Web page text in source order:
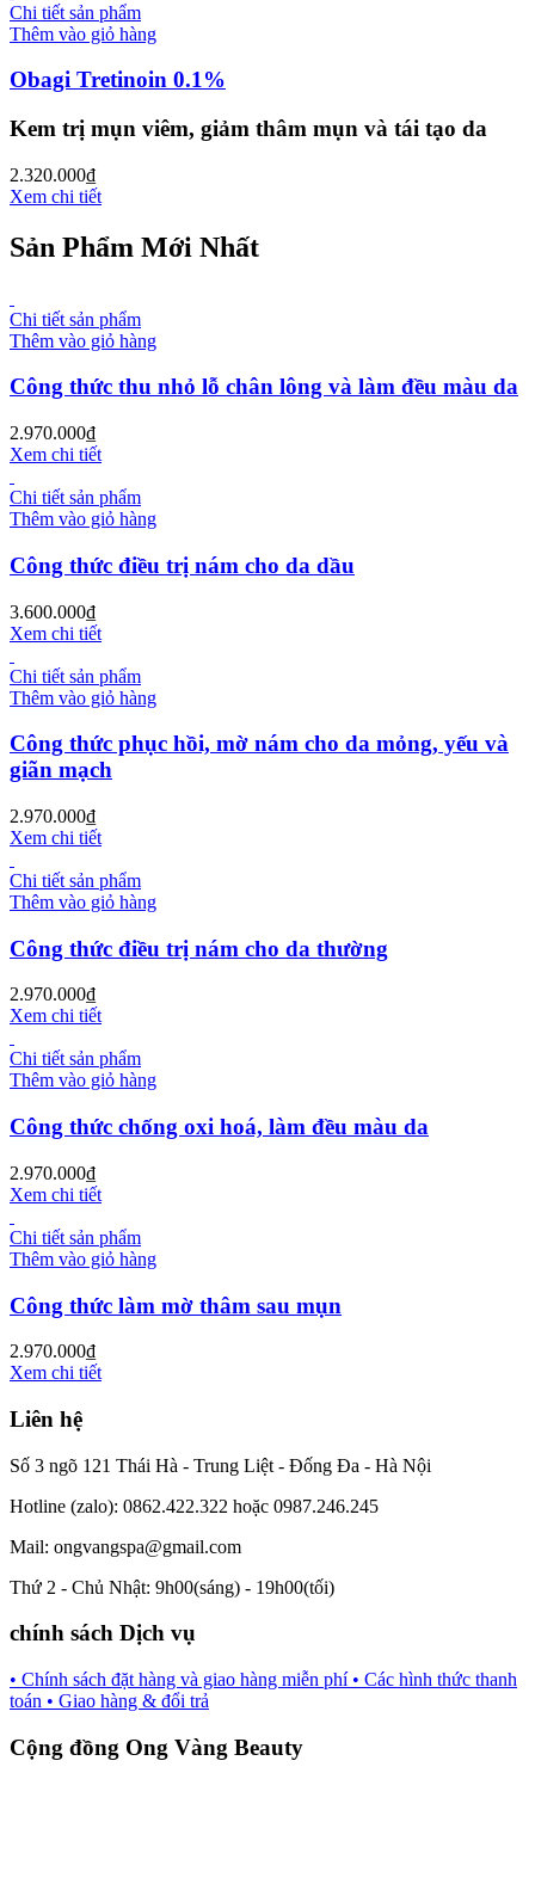
Chi tiết sản phẩm
Thêm vào giỏ hàng
Obagi Tretinoin 0.1%
Kem trị mụn viêm, giảm thâm mụn và tái tạo da
2.320.000₫
Xem chi tiết
Sản Phẩm Mới Nhất
Chi tiết sản phẩm
Thêm vào giỏ hàng
Công thức thu nhỏ lỗ chân lông và làm đều màu da
2.970.000₫
Xem chi tiết
Chi tiết sản phẩm
Thêm vào giỏ hàng
Công thức điều trị nám cho da dầu
3.600.000₫
Xem chi tiết
Chi tiết sản phẩm
Thêm vào giỏ hàng
Công thức phục hồi, mờ nám cho da mỏng, yếu và
giãn mạch
2.970.000₫
Xem chi tiết
Chi tiết sản phẩm
Thêm vào giỏ hàng
Công thức điều trị nám cho da thường
2.970.000₫
Xem chi tiết
Chi tiết sản phẩm
Thêm vào giỏ hàng
Công thức chống oxi hoá, làm đều màu da
2.970.000₫
Xem chi tiết
Chi tiết sản phẩm
Thêm vào giỏ hàng
Công thức làm mờ thâm sau mụn
2.970.000₫
Xem chi tiết
Liên hệ
Số 3 ngõ 121 Thái Hà - Trung Liệt - Đống Đa - Hà Nội
Hotline (zalo): 0862.422.322 hoặc 0987.246.245
Mail: ongvangspa@gmail.com
Thứ 2 - Chủ Nhật: 9h00(sáng) - 19h00(tối)
chính sách Dịch vụ
• Chính sách đặt hàng và giao hàng miễn phí • Các hình thức thanh
toán • Giao hàng & đổi trả
Cộng đồng Ong Vàng Beauty